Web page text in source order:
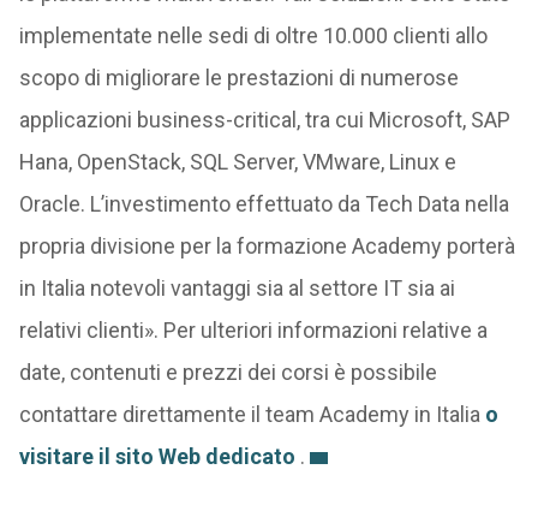
implementate nelle sedi di oltre 10.000 clienti allo
scopo di migliorare le prestazioni di numerose
applicazioni business-critical, tra cui Microsoft, SAP
Hana, OpenStack, SQL Server, VMware, Linux e
Oracle. L’investimento effettuato da Tech Data nella
propria divisione per la formazione Academy porterà
in Italia notevoli vantaggi sia al settore IT sia ai
relativi clienti». Per ulteriori informazioni relative a
date, contenuti e prezzi dei corsi è possibile
contattare direttamente il team Academy in Italia o
visitare il sito Web dedicato .